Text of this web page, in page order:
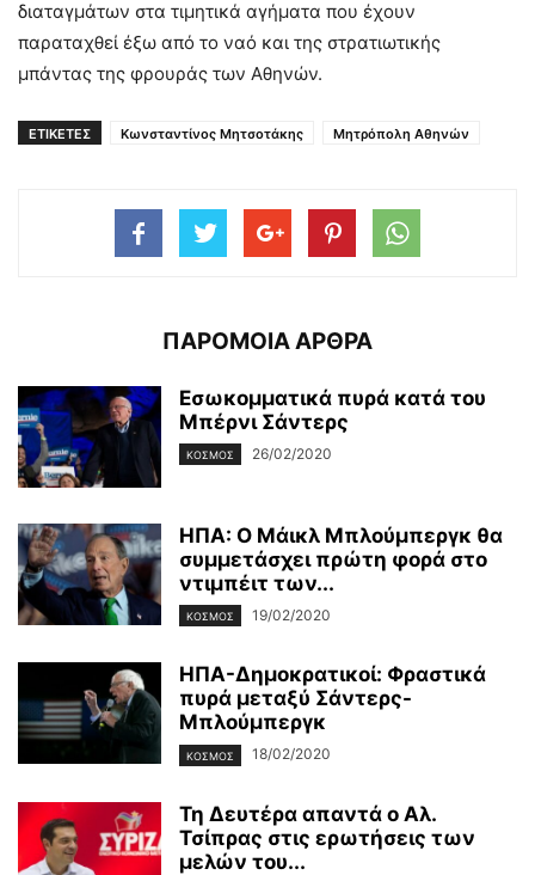
διαταγμάτων στα τιμητικά αγήματα που έχουν
παραταχθεί έξω από το ναό και της στρατιωτικής
μπάντας της φρουράς των Αθηνών.
ΕΤΙΚΕΤΕΣ Κωνσταντίνος Μητσοτάκης Μητρόπολη Αθηνών
ΠΑΡΟΜΟΙΑ ΑΡΘΡΑ
Εσωκομματικά πυρά κατά του
Μπέρνι Σάντερς
ΚΌΣΜΟΣ 26/02/2020
ΗΠΑ: Ο Μάικλ Μπλούμπεργκ θα
συμμετάσχει πρώτη φορά στο
ντιμπέιτ των...
ΚΌΣΜΟΣ 19/02/2020
ΗΠΑ-Δημοκρατικοί: Φραστικά
πυρά μεταξύ Σάντερς-
Μπλούμπεργκ
ΚΌΣΜΟΣ 18/02/2020
Τη Δευτέρα απαντά ο Αλ.
Τσίπρας στις ερωτήσεις των
μελών του...